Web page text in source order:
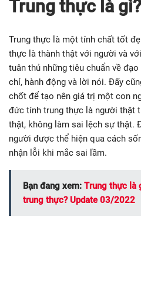
Trung thực là gì?
Trung thực là một tính chất tốt
thực là thành thật với người và
tuân thủ những tiêu chuẩn về
chỉ, hành động và lời nói. Đấy
chốt để tạo nên giá trị một con
đức tính trung thực là người thật
thật, không làm sai lệch sự thật.
người được thể hiện qua cách
nhận lỗi khi mắc sai lầm.
Bạn đang xem: Trung thực là
trung thực? Update 03/2022